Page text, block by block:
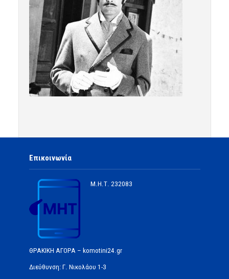
Επικοινωνία
Μ.Η.Τ. 232083
ΘΡΑΚΙΚΗ ΑΓΟΡΑ – komotini24.gr
Διεύθυνση: Γ. Νικολάου 1-3